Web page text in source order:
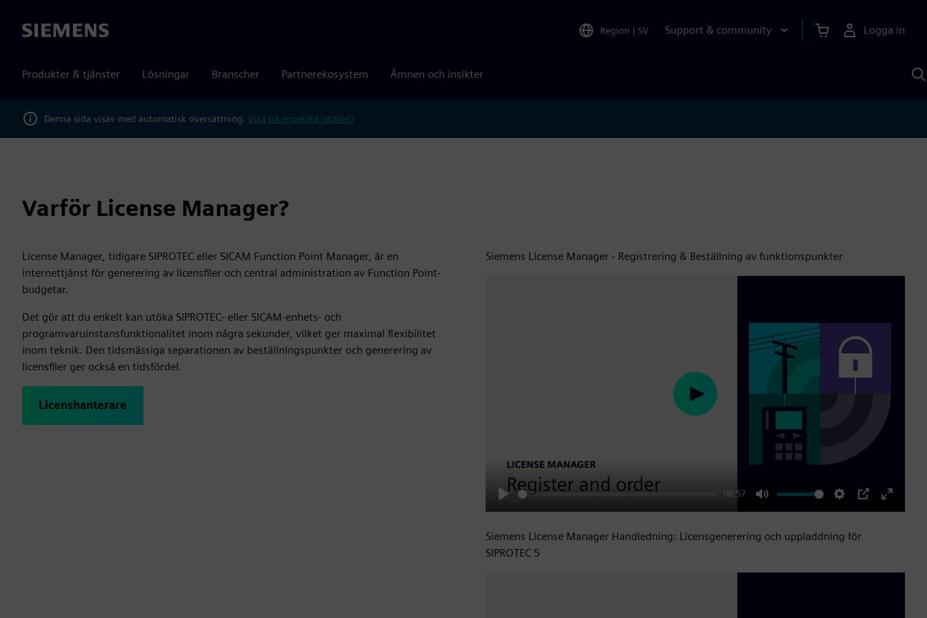
Siemens Region | SV Support & community Logga in
Produkter & tjänster Lösningar Branscher Partnerekosystem Ämnen och insikter
Denna sida visas med automatisk översättning. Visa på engelska istället?
Varför License Manager?
License Manager, tidigare SIPROTEC eller SICAM Function Point Manager, är en
internettjänst för generering av licensfiler och central administration av Function Point-
budgetar.
Det gör att du enkelt kan utöka SIPROTEC- eller SICAM-enhets- och
programvaruinstansfunktionalitet inom några sekunder, vilket ger maximal flexibilitet
inom teknik. Den tidsmässiga separationen av beställningspunkter och generering av
licensfiler ger också en tidsfördel.
Licenshanterare
Siemens License Manager - Registrering & Beställning av funktionspunkter
Play
06:57
Mute Settings
PIP
Enter
Play
Siemens License Manager Handledning: Licensgenerering och uppladdning för
SIPROTEC 5